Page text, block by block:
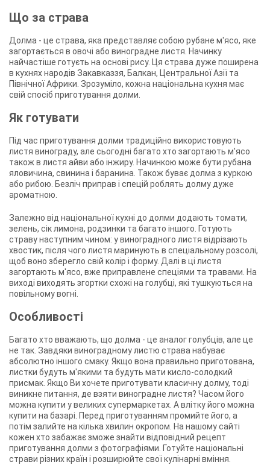
Що за страва
Долма - це страва, яка представляє собою рубане м'ясо, яке
загортається в овочі або виноградне листя. Начинку
найчастіше готуєть на основі рису. Ця страва дуже поширена
в кухнях народів Закавказзя, Балкан, Центральної Азії та
Північної Африки. Зрозуміло, кожна національна кухня має
свій спосіб приготування долми.
Як готувати
Під час приготування долми традиційно використовують
листя винограду, але сьогодні багато хто загортають м'ясо
також в листя айви або інжиру. Начинкою може бути рубана
яловичина, свинина і баранина. Також буває долма з куркою
або рибою. Безліч приправ і спецій роблять долму дуже
ароматною.
Залежно від національної кухні до долми додають томати,
зелень, сік лимона, родзинки та багато іншого. Готують
страву наступним чином: у виноградного листя відрізають
хвостик, після чого листя маринують в спеціальному розсолі,
щоб воно зберегло свій колір і форму. Далі в ці листя
загортають м'ясо, вже приправлене спеціями та травами. На
виході виходять згортки схожі на голубці, які тушкуються на
повільному вогні.
Особливості
Багато хто вважають, що долма - це аналог голубців, але це
не так. Завдяки виноградному листю страва набуває
абсолютно іншого смаку. Якщо вона правильно приготована,
листки будуть м'якими та будуть мати кисло-солодкий
присмак. Якщо Ви хочете приготувати класичну долму, тоді
виникне питання, де взяти виноградне листя? Часом його
можна купити у великих супермаркетах. А влітку його можна
купити на базарі. Перед приготуванням промийте його, а
потім залийте на кілька хвилин окропом. На нашому сайті
кожен хто забажає зможе знайти відповідний рецепт
приготування долми з фотографіями. Готуйте національні
страви різних країн і розширюйте свої кулінарні вміння.